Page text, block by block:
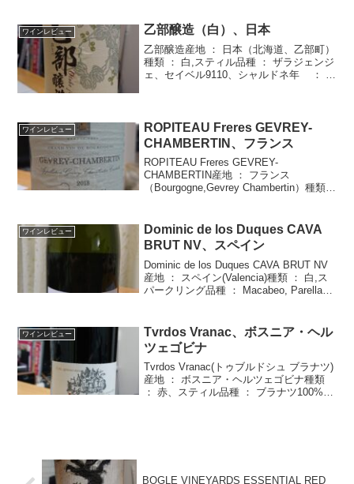
ワインレビュー 乙部醸造（白）、日本
乙部醸造産地 ： 日本（北海道、乙部町）
種類 ： 白,スティル品種 ： ザラジェンジ
ェ、セイベル9110、シャルドネ年 ： -
ワインレビュー
ROPITEAU Freres GEVREY-
CHAMBERTIN、フランス
ROPITEAU Freres GEVREY-
CHAMBERTIN産地 ： フランス
（Bourgogne,Gevrey Chambertin）種類
ワインレビュー
Dominic de los Duques CAVA
BRUT NV、スペイン
Dominic de los Duques CAVA BRUT NV
産地 ： スペイン(Valencia)種類 ： 白,ス
パークリング品種 ： Macabeo, Parellada
ワインレビュー
Tvrdos Vranac、ボスニア・ヘル
ツェゴビナ
Tvrdos Vranac(トゥブルドシュ ブラナツ)
産地 ： ボスニア・ヘルツェゴビナ種類
： 赤、スティル品種 ： ブラナツ100%
BOGLE VINEYARDS ESSENTIAL RED